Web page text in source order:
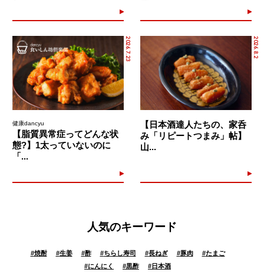
2026.7.23
健康dancyu
【脂質異常症ってどんな状
態?】1太っていないのに
「...
2026.8.2
【日本酒達人たちの、家呑
み「リピートつまみ」帖】
山...
人気のキーワード
#焼酎 #生姜 #酢 #ちらし寿司 #長ねぎ #豚肉 #たまご
#にんにく #黒酢 #日本酒